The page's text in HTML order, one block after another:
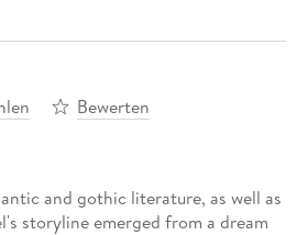
Bewerten
and gothic literature, as well as
storyline emerged from a dream